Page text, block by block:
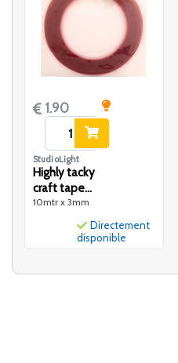
1.90
StudioLight
Highly tacky
craft tape
Doublesided
Essential nr.01
10mtr x 3mm
Directement
disponible